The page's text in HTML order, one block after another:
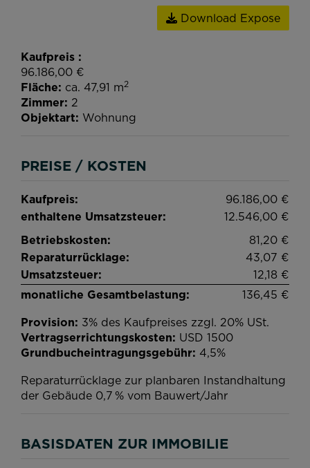
Download Expose
Kaufpreis
96.186,00 €
Fläche ca. 47,91 m2
Zimmer 2
Objektart Wohnung
PREISE / KOSTEN
Kaufpreis:
96.186,00 €
enthaltene Umsatzsteuer:
12.546,00 €
Betriebskosten:
81,20 €
Reparaturrücklage:
43,07 €
Umsatzsteuer:
12,18 €
monatliche Gesamtbelastung:
136,45 €
Provision: 3% des Kaufpreises zzgl. 20% USt.
Vertragserrichtungskosten: USD 1500
Grundbucheintragungsgebühr: 4,5%
Reparaturrücklage zur planbaren Instandhaltung
der Gebäude 0,7 % vom Bauwert/Jahr
BASISDATEN ZUR IMMOBILIE